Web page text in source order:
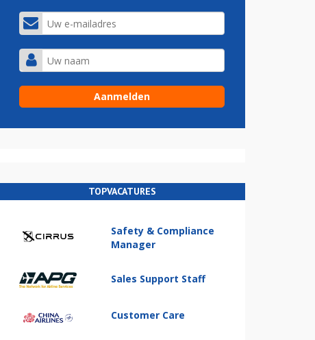
TOPVACATURES
Safety & Compliance
Manager
Sales Support Staff
Customer Care